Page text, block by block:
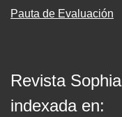
Pauta de Evaluación
Revista
indexada en: